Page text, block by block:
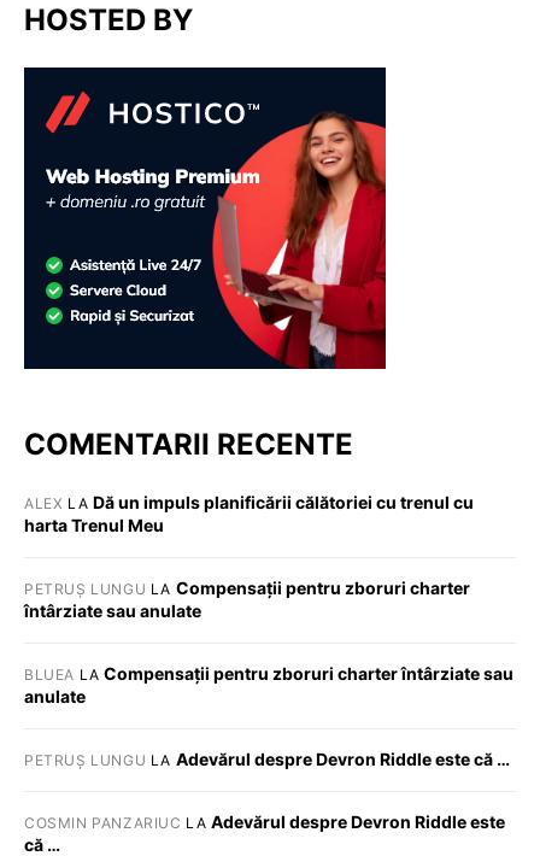
HOSTED BY
COMENTARII RECENTE
ALEX LA Dă un impuls planificării călătoriei cu trenul cu
harta Trenul Meu
PETRUȘ LUNGU LA Compensații pentru zboruri charter
întârziate sau anulate
BLUEA LACompensații pentru zboruri charter întârziate sau
anulate
PETRUȘ LUNGU LA Adevărul despre Devron Riddle este că …
COSMIN PANZARIUC LA Adevărul despre Devron Riddle este
că …